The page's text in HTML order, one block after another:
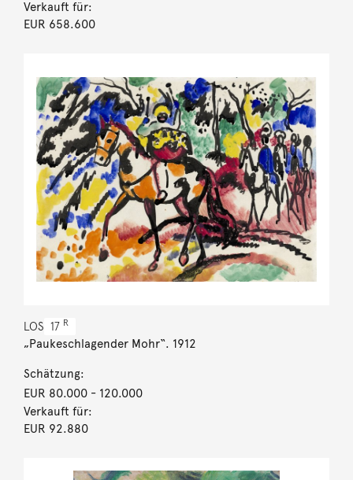
Verkauft für:
EUR 658.600
LOS 17 R
„Paukeschlagender Mohr“. 1912
Schätzung:
EUR 80.000- 120.000
Verkauft für:
EUR 92.880